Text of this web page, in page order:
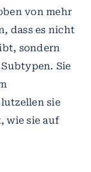
von mehr
dass es nicht
sondern
Sie
sie
wie sie auf